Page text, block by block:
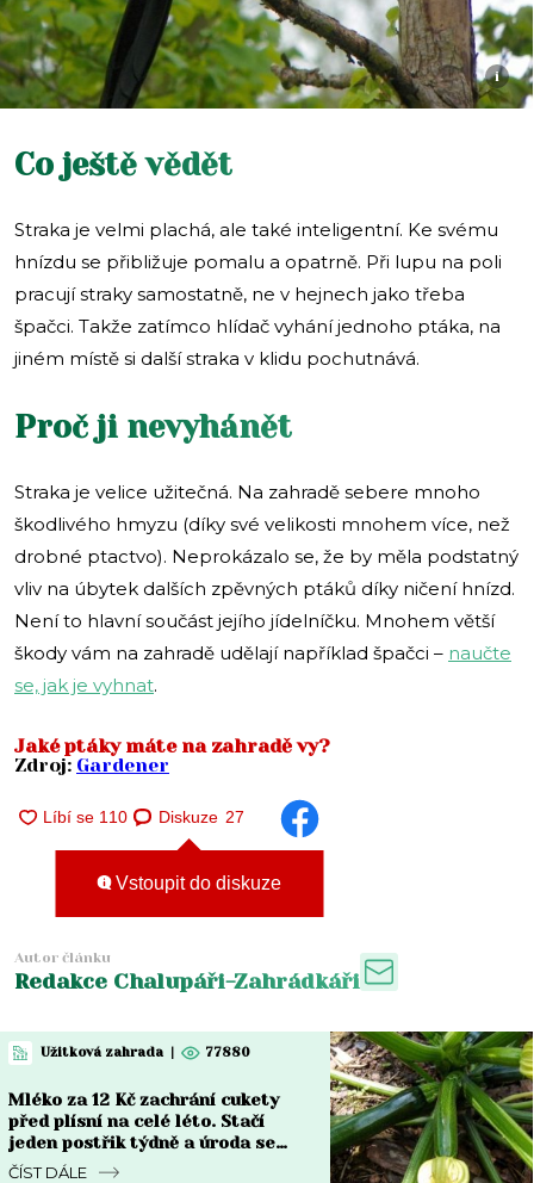
i
Co ještě vědět
Straka je velmi plachá, ale také inteligentní. Ke svému
hnízdu se přibližuje pomalu a opatrně. Při lupu na poli
pracují straky samostatně, ne v hejnech jako třeba
špačci. Takže zatímco hlídač vyhání jednoho ptáka, na
jiném místě si další straka v klidu pochutnává.
Proč ji nevyhánět
Straka je velice užitečná. Na zahradě sebere mnoho
škodlivého hmyzu (díky své velikosti mnohem více, než
drobné ptactvo). Neprokázalo se, že by měla podstatný
vliv na úbytek dalších zpěvných ptáků díky ničení hnízd.
Není to hlavní součást jejího jídelníčku. Mnohem větší
škody vám na zahradě udělají například špačci – naučte
se, jak je vyhnat.
Jaké ptáky máte na zahradě vy?
Zdroj: Gardener
Diskuze 27
Vstoupit do diskuze
Autor článku
Redakce Chalupáři-Zahrádkáři
Užitková zahrada | 77880
Mléko za 12 Kč zachrání cukety
před plísní na celé léto. Stačí
jeden postřik týdně a úroda se
zdvojnásobí
ČÍST DÁLE